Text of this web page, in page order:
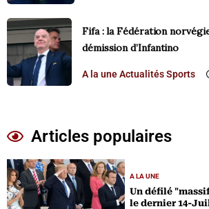
Fifa : la Fédération
démission d’Infantino
A la uneActualités Sports
Articles populaires
A LA UNE
Un défilé
le dernier 14-